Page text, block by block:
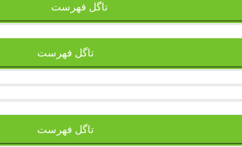
تاگل فهرست
تاگل فهرست
تاگل فهرست